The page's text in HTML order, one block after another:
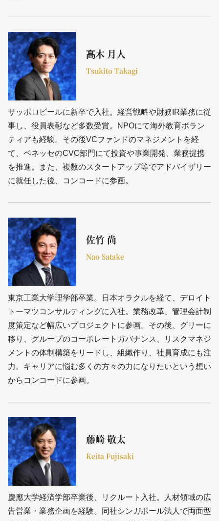
髙木 月人
Tsukito Takagi
サッポロビールに新卒で入社。経営戦略や財務IR業務に従
事し、役員表彰など多数受賞。NPOにて海外教育ボラン
ティアも経験。その後VCファンドのマネジメントを経
て、ベネッセのCVC部門にて投資や事業開発、業務提携
を推進。また、複数のスタートアップ等でアドバイザリー
に就任した後、コンコードに参画。
佐竹 尚
Nao Satake
東京工業大学理学部卒業。日本オラクルを経て、デロイト
トーマツコンサルティングに入社。業務改革、管理会計制
度策定など幅広いプロジェクトに参画。その後、グリーに
移り、グループのコーポレートガバナンス、リスクマネジ
メントの体制構築をリードし、組織作り、社員育成にも注
力。キャリアに悩む多くの方々の力になりたいという想い
からコンコードに参画。
藤崎 敬太
Keita Fujisaki
慶應大学経済学部卒業後、リクルート入社。人材領域の広
告営業・業務企画を経験。同社シンガポール法人で両面型